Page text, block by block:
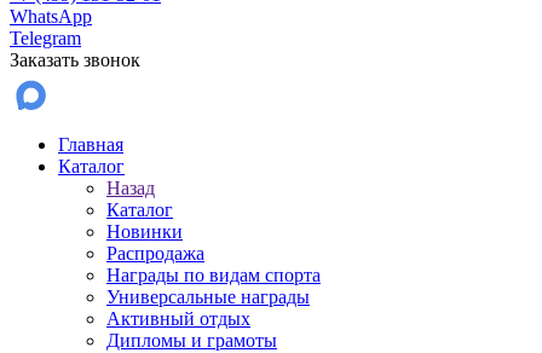
WhatsApp
Telegram
Заказать звонок
Главная
Каталог
Назад
Каталог
Новинки
Распродажа
Награды по видам спорта
Универсальные награды
Активный отдых
Дипломы и грамоты